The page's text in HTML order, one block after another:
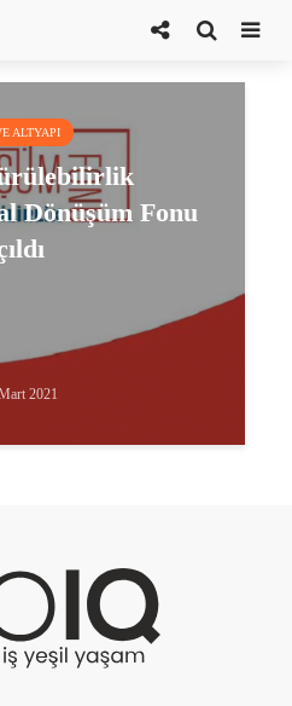
ALTYAPI
Dönüşüm Fonu
2021